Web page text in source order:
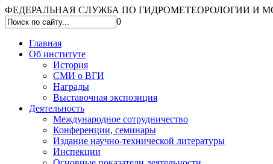
ФЕДЕРАЛЬНАЯ СЛУЖБА ПО ГИДРОМЕТЕОРОЛОГИИ И
0
Главная
Об институте
История
СМИ о ВГИ
Награды
Выставочная экспозиция
Деятельность
Международное сотрудничество
Конференции, семинары
Издание научно-технической литературы
Инспекции